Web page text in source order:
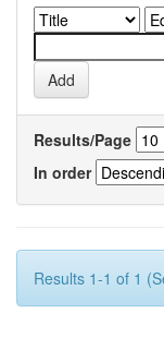
Results/Page
In order
Results 1-1 of 1